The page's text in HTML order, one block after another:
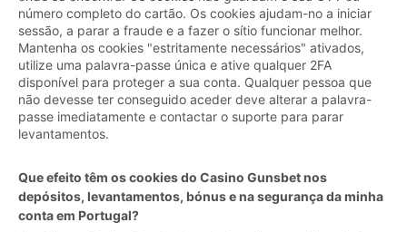
número completo do cartão. Os cookies ajudam-no a iniciar
sessão, a parar a fraude e a fazer o sítio funcionar melhor.
Mantenha os cookies "estritamente necessários" ativados,
utilize uma palavra-passe única e ative qualquer 2FA
disponível para proteger a sua conta. Qualquer pessoa que
não devesse ter conseguido aceder deve alterar a palavra-
passe imediatamente e contactar o suporte para parar
levantamentos.
Que efeito têm os cookies do Casino Gunsbet nos
depósitos, levantamentos, bónus e na segurança da minha
conta em Portugal?